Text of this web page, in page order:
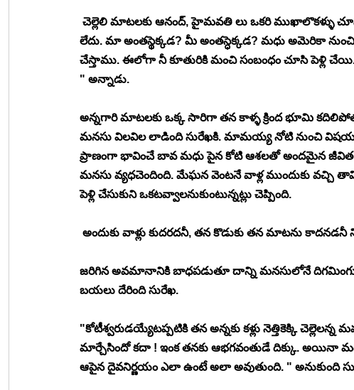
చెల్లెలి మాటలకు ఆనంద్, హైమవతి లు ఒకరి ముఖాలొకళ్ళు
లేదు. మా అంతస్థెక్కడ? మీ అంతస్ధెక్కడ? మధు అమెరికా
చేస్తాము. ఈలోగా నీ కూతురికి మంచి సంబంధం చూసి పెళ్లి
" అన్నాడు.
అన్నగారి మాటలకు ఒక్క సారిగా తన కాళ్ళ క్రింద భూమి
మనసు విలవిల లాడింది సురేఖకి. మామయ్య నోటి నుంచి
ప్రాణంగా భావించే బావ మధు పైన కోటి ఆశలతో అందమైన జీవిత
మనసు వ్యధచెందింది. మేఘన వెంటనే వాళ్ల ముందుకు వచ్చి
పెళ్లి చేసుకుని ఒకటవ్వాలనుకుంటున్నట్లు చెప్పింది.
అందుకు వాళ్లు కుదరదనీ, తన కొడుకు తన మాటను
జరిగిన అవమానానికి బాధపడుతూ దాన్ని మనసులోనే
బయలు దేరింది సురేఖ.
"కోటీశ్వరుడయ్యేటప్పటికి తన అన్నకు కళ్లు నెత్తికెక్కి
మార్చేసిందో కదా ! ఇంక తనకు ఆభగవంతుడే దిక్కు. అయినా
ఆపైన దైవనిర్ణయం ఎలా ఉంటే అలా అవుతుంది. " అనుకుంది